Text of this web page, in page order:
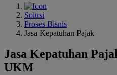
Solusi
Proses Bisnis
Jasa Kepatuhan Pajak
Jasa Kepatuhan
UKM